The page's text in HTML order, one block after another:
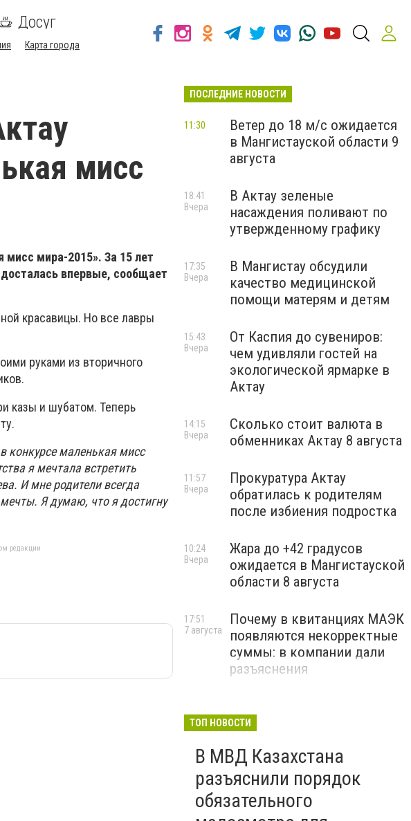
Досуг
Карта города
мисс
мисс мира-2015». За 15 лет
впервые, сообщает
красавицы. Но все лавры
руками из вторичного
казы и шубатом. Теперь
конкурсе маленькая мисс
я мечтала встретить
И мне родители всегда
Я думаю, что я достигну
редакции
ПОСЛЕДНИЕ НОВОСТИ
Ветер до 18 м/с ожидается
в Мангистауской области 9
августа
11:30
В Актау зеленые
насаждения поливают по
утвержденному графику
18:41
Вчера
В Мангистау обсудили
качество медицинской
помощи матерям и детям
17:35
Вчера
От Каспия до сувениров:
чем удивляли гостей на
экологической ярмарке в
Актау
15:43
Вчера
Сколько стоит валюта в
обменниках Актау 8 августа
14:15
Вчера
Прокуратура Актау
обратилась к родителям
после избиения подростка
11:57
Вчера
Жара до +42 градусов
ожидается в Мангистауской
области 8 августа
10:24
Вчера
Почему в квитанциях МАЭК
появляются некорректные
суммы: в компании дали
разъяснения
17:51
7 августа
ТОП НОВОСТИ
В МВД Казахстана
разъяснили порядок
обязательного